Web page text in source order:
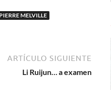
MELVILLE
ARTÍCULO SIGUIENTE
Li Ruijun… a examen